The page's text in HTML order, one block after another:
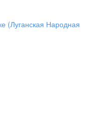
(Луганская Народная